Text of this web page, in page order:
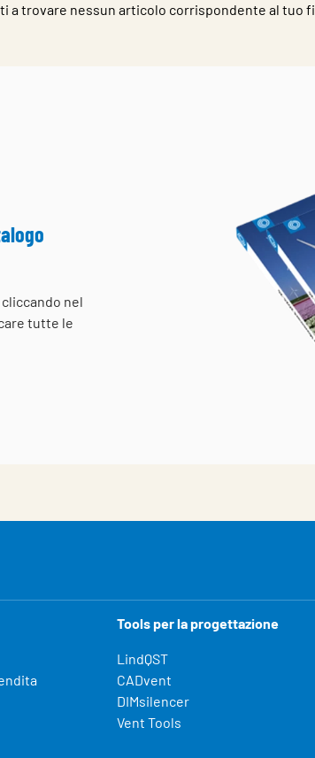
a trovare nessun articolo corrispondente al tuo
nel
tutte le
Tools per la progettazione
LindQST
CADvent
DIMsilencer
Vent Tools